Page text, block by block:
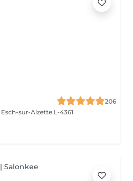
206
Esch-sur-Alzette L-4361